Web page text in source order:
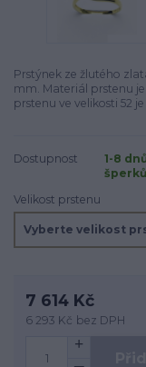
Prstýnek ze žlutého
mm. Materiál prstenu
prstenu ve velikosti 52 je
Dostupnost
1-8
šperků
Velikost prstenu
7 614 Kč
6 293 Kč bez DPH